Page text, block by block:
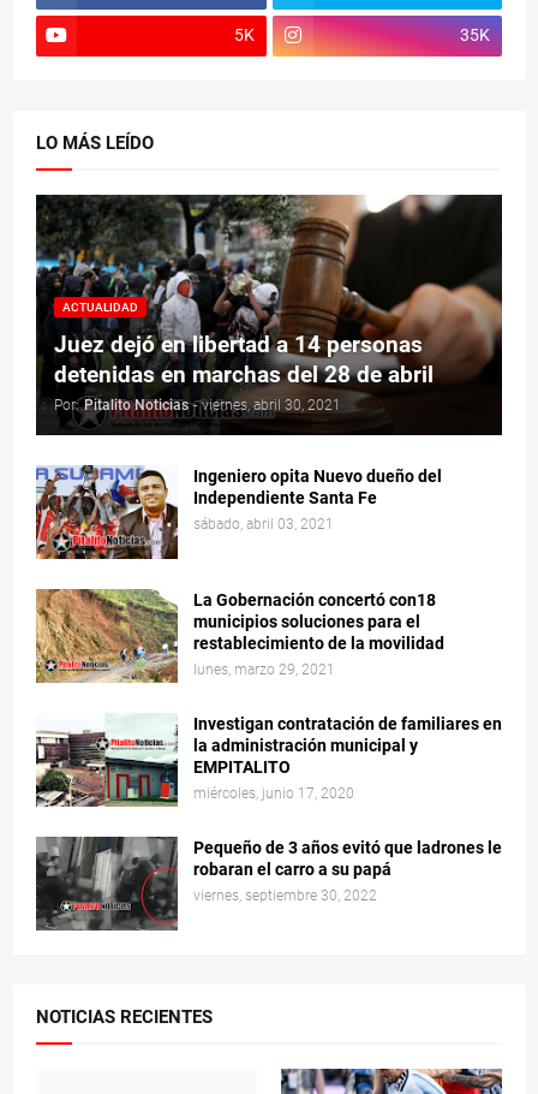
5K 35K
LO MÁS LEÍDO
ACTUALIDAD
Juez dejó en libertad a 14 personas
detenidas en marchas del 28 de abril
Por: Pitalito Noticias - viernes, abril 30, 2021
Ingeniero opita Nuevo dueño del
Independiente Santa Fe
sábado, abril 03, 2021
La Gobernación concertó con18
municipios soluciones para el
restablecimiento de la movilidad
lunes, marzo 29, 2021
Investigan contratación de familiares en
la administración municipal y
EMPITALITO
miércoles, junio 17, 2020
Pequeño de 3 años evitó que ladrones le
robaran el carro a su papá
viernes, septiembre 30, 2022
NOTICIAS RECIENTES